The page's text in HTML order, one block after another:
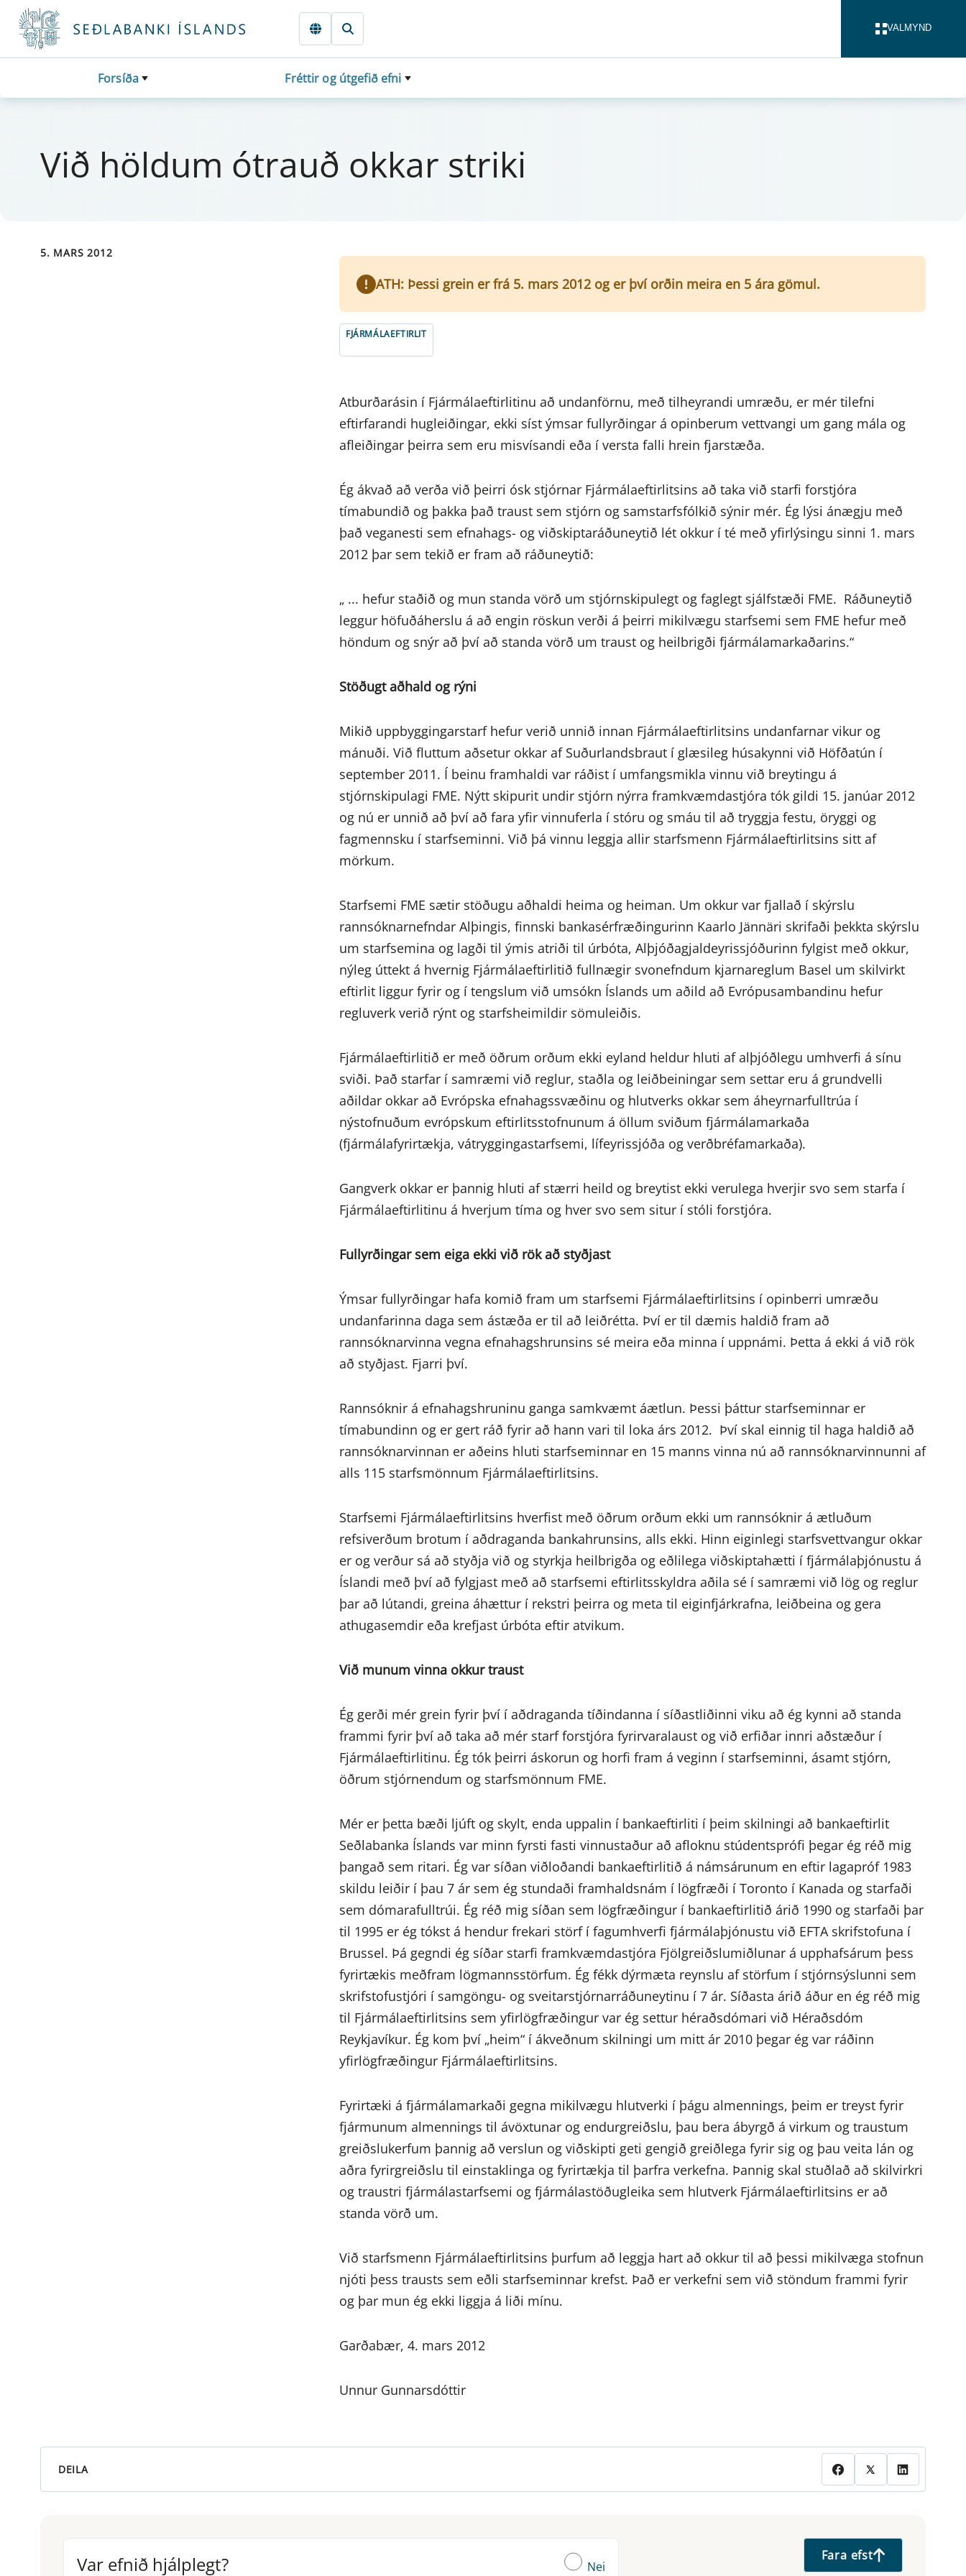
Fara beint í Meginmál
VALMYND
Forsíða Fréttir og útgefið efni
Við höld­um ótrauð okk­ar stri­ki
5. MARS 2012
ATH: Þessi grein er frá 5. mars 2012 og er því orðin meira en 5 ára gömul.
FJÁRMÁLAEFTIRLIT
Atburðarásin í Fjármálaeftirlitinu að undanförnu, með tilheyrandi umræðu, er mér tilefni
eftirfarandi hugleiðingar, ekki síst ýmsar fullyrðingar á opinberum vettvangi um gang mála og
afleiðingar þeirra sem eru misvísandi eða í versta falli hrein fjarstæða.
Ég ákvað að verða við þeirri ósk stjórnar Fjármálaeftirlitsins að taka við starfi forstjóra
tímabundið og þakka það traust sem stjórn og samstarfsfólkið sýnir mér. Ég lýsi ánægju með
það veganesti sem efnahags- og viðskiptaráðuneytið lét okkur í té með yfirlýsingu sinni 1. mars
2012 þar sem tekið er fram að ráðuneytið:
„ ... hefur staðið og mun standa vörð um stjórnskipulegt og faglegt sjálfstæði FME. Ráðuneytið
leggur höfuðáherslu á að engin röskun verði á þeirri mikilvægu starfsemi sem FME hefur með
höndum og snýr að því að standa vörð um traust og heilbrigði fjármálamarkaðarins.“
Stöðugt aðhald og rýni
Mikið uppbyggingarstarf hefur verið unnið innan Fjármálaeftirlitsins undanfarnar vikur og
mánuði. Við fluttum aðsetur okkar af Suðurlandsbraut í glæsileg húsakynni við Höfðatún í
september 2011. Í beinu framhaldi var ráðist í umfangsmikla vinnu við breytingu á
stjórnskipulagi FME. Nýtt skipurit undir stjórn nýrra framkvæmdastjóra tók gildi 15. janúar 2012
og nú er unnið að því að fara yfir vinnuferla í stóru og smáu til að tryggja festu, öryggi og
fagmennsku í starfseminni. Við þá vinnu leggja allir starfsmenn Fjármálaeftirlitsins sitt af
mörkum.
Starfsemi FME sætir stöðugu aðhaldi heima og heiman. Um okkur var fjallað í skýrslu
rannsóknarnefndar Alþingis, finnski bankasérfræðingurinn Kaarlo Jännäri skrifaði þekkta skýrslu
um starfsemina og lagði til ýmis atriði til úrbóta, Alþjóðagjaldeyrissjóðurinn fylgist með okkur,
nýleg úttekt á hvernig Fjármálaeftirlitið fullnægir svonefndum kjarnareglum Basel um skilvirkt
eftirlit liggur fyrir og í tengslum við umsókn Íslands um aðild að Evrópusambandinu hefur
regluverk verið rýnt og starfsheimildir sömuleiðis.
Fjármálaeftirlitið er með öðrum orðum ekki eyland heldur hluti af alþjóðlegu umhverfi á sínu
sviði. Það starfar í samræmi við reglur, staðla og leiðbeiningar sem settar eru á grundvelli
aðildar okkar að Evrópska efnahagssvæðinu og hlutverks okkar sem áheyrnarfulltrúa í
nýstofnuðum evrópskum eftirlitsstofnunum á öllum sviðum fjármálamarkaða
(fjármálafyrirtækja, vátryggingastarfsemi, lífeyrissjóða og verðbréfamarkaða).
Gangverk okkar er þannig hluti af stærri heild og breytist ekki verulega hverjir svo sem starfa í
Fjármálaeftirlitinu á hverjum tíma og hver svo sem situr í stóli forstjóra.
Fullyrðingar sem eiga ekki við rök að styðjast
Ýmsar fullyrðingar hafa komið fram um starfsemi Fjármálaeftirlitsins í opinberri umræðu
undanfarinna daga sem ástæða er til að leiðrétta. Því er til dæmis haldið fram að
rannsóknarvinna vegna efnahagshrunsins sé meira eða minna í uppnámi. Þetta á ekki á við rök
að styðjast. Fjarri því.
Rannsóknir á efnahagshruninu ganga samkvæmt áætlun. Þessi þáttur starfseminnar er
tímabundinn og er gert ráð fyrir að hann vari til loka árs 2012. Því skal einnig til haga haldið að
rannsóknarvinnan er aðeins hluti starfseminnar en 15 manns vinna nú að rannsóknarvinnunni af
alls 115 starfsmönnum Fjármálaeftirlitsins.
Starfsemi Fjármálaeftirlitsins hverfist með öðrum orðum ekki um rannsóknir á ætluðum
refsiverðum brotum í aðdraganda bankahrunsins, alls ekki. Hinn eiginlegi starfsvettvangur okkar
er og verður sá að styðja við og styrkja heilbrigða og eðlilega viðskiptahætti í fjármálaþjónustu á
Íslandi með því að fylgjast með að starfsemi eftirlitsskyldra aðila sé í samræmi við lög og reglur
þar að lútandi, greina áhættur í rekstri þeirra og meta til eiginfjárkrafna, leiðbeina og gera
athugasemdir eða krefjast úrbóta eftir atvikum.
Við munum vinna okkur traust
Ég gerði mér grein fyrir því í aðdraganda tíðindanna í síðastliðinni viku að ég kynni að standa
frammi fyrir því að taka að mér starf forstjóra fyrirvaralaust og við erfiðar innri aðstæður í
Fjármálaeftirlitinu. Ég tók þeirri áskorun og horfi fram á veginn í starfseminni, ásamt stjórn,
öðrum stjórnendum og starfsmönnum FME.
Mér er þetta bæði ljúft og skylt, enda uppalin í bankaeftirliti í þeim skilningi að bankaeftirlit
Seðlabanka Íslands var minn fyrsti fasti vinnustaður að afloknu stúdentsprófi þegar ég réð mig
þangað sem ritari. Ég var síðan viðloðandi bankaeftirlitið á námsárunum en eftir lagapróf 1983
skildu leiðir í þau 7 ár sem ég stundaði framhaldsnám í lögfræði í Toronto í Kanada og starfaði
sem dómarafulltrúi. Ég réð mig síðan sem lögfræðingur í bankaeftirlitið árið 1990 og starfaði þar
til 1995 er ég tókst á hendur frekari störf í fagumhverfi fjármálaþjónustu við EFTA skrifstofuna í
Brussel. Þá gegndi ég síðar starfi framkvæmdastjóra Fjölgreiðslumiðlunar á upphafsárum þess
fyrirtækis meðfram lögmannsstörfum. Ég fékk dýrmæta reynslu af störfum í stjórnsýslunni sem
skrifstofustjóri í samgöngu- og sveitarstjórnarráðuneytinu í 7 ár. Síðasta árið áður en ég réð mig
til Fjármálaeftirlitsins sem yfirlögfræðingur var ég settur héraðsdómari við Héraðsdóm
Reykjavíkur. Ég kom því „heim“ í ákveðnum skilningi um mitt ár 2010 þegar ég var ráðinn
yfirlögfræðingur Fjármálaeftirlitsins.
Fyrirtæki á fjármálamarkaði gegna mikilvægu hlutverki í þágu almennings, þeim er treyst fyrir
fjármunum almennings til ávöxtunar og endurgreiðslu, þau bera ábyrgð á virkum og traustum
greiðslukerfum þannig að verslun og viðskipti geti gengið greiðlega fyrir sig og þau veita lán og
aðra fyrirgreiðslu til einstaklinga og fyrirtækja til þarfra verkefna. Þannig skal stuðlað að skilvirkri
og traustri fjármálastarfsemi og fjármálastöðugleika sem hlutverk Fjármálaeftirlitsins er að
standa vörð um.
Við starfsmenn Fjármálaeftirlitsins þurfum að leggja hart að okkur til að þessi mikilvæga stofnun
njóti þess trausts sem eðli starfseminnar krefst. Það er verkefni sem við stöndum frammi fyrir
og þar mun ég ekki liggja á liði mínu.
Garðabær, 4. mars 2012
Unnur Gunnarsdóttir
DEILA
Var efnið hjálplegt?
Var efnið hjálplegt? Nei
Fara efst